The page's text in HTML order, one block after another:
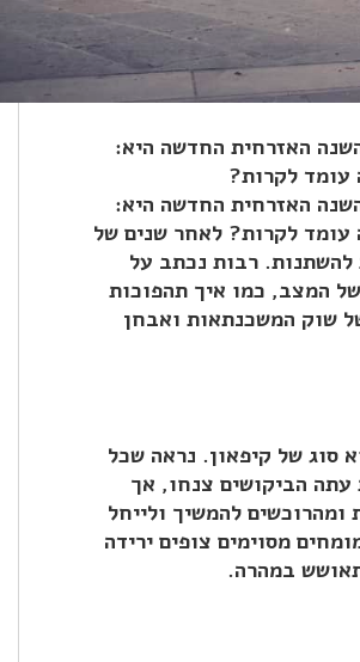
האזרחית החדשה היא:
עומד לקרות?
האזרחית החדשה היא:
עומד לקרות? לאחר שנים של
רבות נכתב על
המצב, כמו איך תהפוכות
שוק המשכנתאות ואבחן
סוג של קיפאון. נראה שכל
הביקושים צנחו, אך
להמשיך ולייחל
מסוימים צופים ירידה